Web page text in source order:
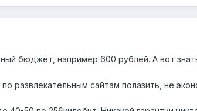
бюджет, например 600 рублей. А вот
развлекательным сайтам полазить, не